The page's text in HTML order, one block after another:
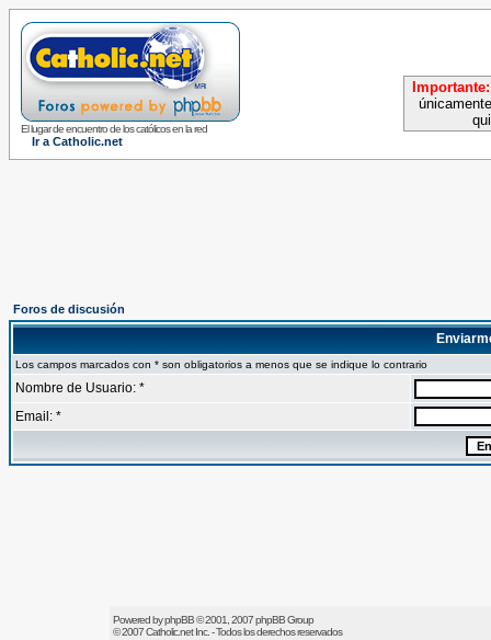
El lugar de encuentro de los católicos en la red
Ir a Catholic.net
Importante:
Foros de discusión
Los campos marcados con * son obligatorios a menos que se indique lo contrario
Nombre de Usuario: *
Email: *
Powered byphpBB© 2001, 2007 phpBB Group
© 2007Catholic.netInc. - Todos los derechos reservados